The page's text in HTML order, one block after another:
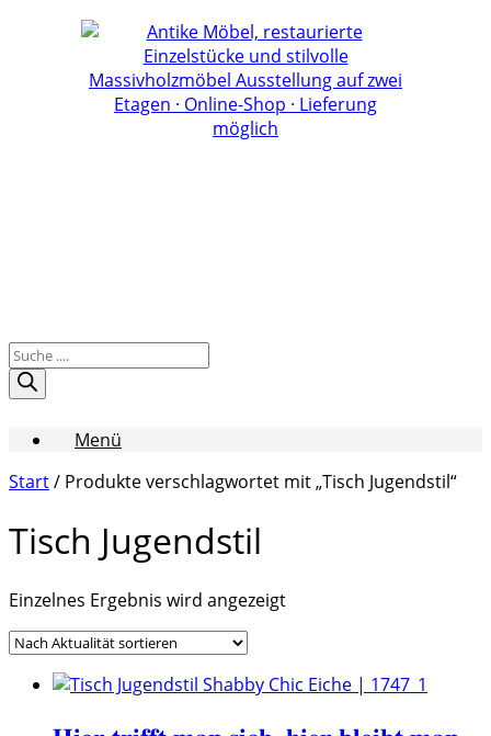
Products
search
Menü
Start/ Produkte verschlagwortet mit „Tisch Jugendstil“
Tisch Jugendstil
Einzelnes Ergebnis wird angezeigt